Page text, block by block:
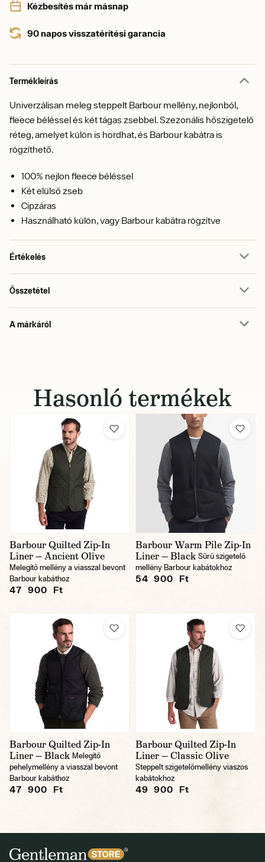
Kézbesítés már másnap
90 napos visszatérítési garancia
Termékleírás
Univerzálisan meleg steppelt Barbour mellény, nejlonból,
fleece béléssel és két tágas zsebbel. Szezonális hőszigetelő
réteg, amelyet külön is hordhat, és Barbour kabátra is
rögzíthető.
100% nejlon fleece béléssel
Két elülső zseb
Cipzáras
Használható külön, vagy Barbour kabátra rögzítve
Értékelés
Összetétel
A márkáról
Hasonló termékek
Barbour Quilted Zip-In
Liner — Ancient Olive
Melegítő mellény a viasszal bevont
Barbour kabáthoz
47 900 Ft
Barbour Warm Pile Zip-In
Liner — Black Sűrű szigetelő
mellény Barbour kabátokhoz
54 900 Ft
Barbour Quilted Zip-In
Liner — Black Melegítő
pehelymellény a viasszal bevont
Barbour kabáthoz
47 900 Ft
Barbour Quilted Zip-In
Liner — Classic Olive
Steppelt szigetelőmellény viaszos
kabátokhoz
49 900 Ft